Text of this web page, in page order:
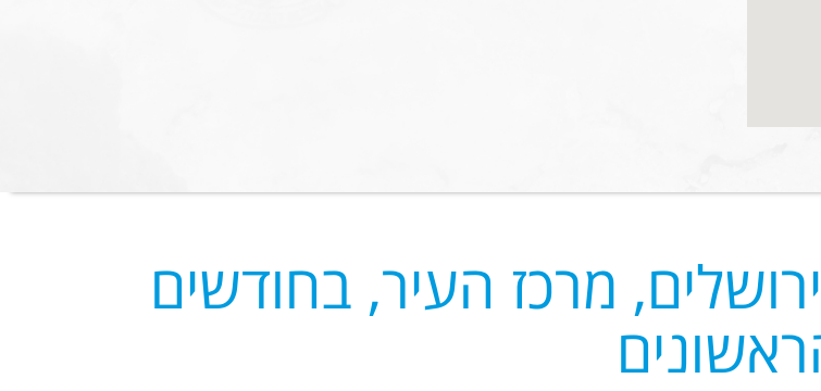
מרכז העיר, בחודשים